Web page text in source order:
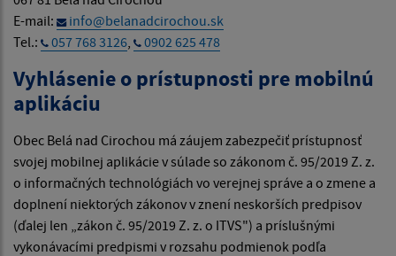
E-mail:
info@belanadcirochou.sk
Tel.:
057 768 3126 0902 625 478
Vyhlásenie o prístupnosti pre mobilnú
aplikáciu
Obec Belá nad Cirochou má záujem zabezpečiť prístupnosť
svojej mobilnej aplikácie v súlade so zákonom č. 95/2019 Z. z.
o informačných technológiách vo verejnej správe a o zmene a
doplnení niektorých zákonov v znení neskorších predpisov
(ďalej len „zákon č. 95/2019 Z. z. o ITVS") a príslušnými
vykonávacími predpismi v rozsahu podmienok podľa